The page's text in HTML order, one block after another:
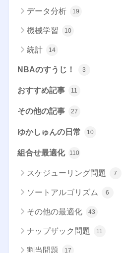
データ分析 19
機械学習 10
統計 14
NBAのすうじ！ 3
おすすめ記事 11
その他の記事 27
ゆかしゅんの日常 10
組合せ最適化 110
スケジューリング問題 7
ソートアルゴリズム 6
その他の最適化 43
ナップザック問題 11
割当問題 17